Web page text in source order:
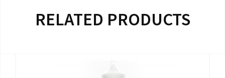
RELATED PRODUCTS